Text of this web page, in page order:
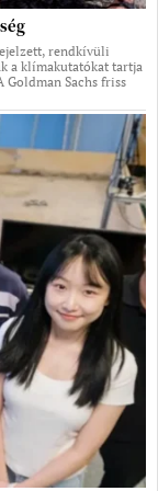
rendkívüli
a klímakutatókat tartja
Goldman Sachs friss